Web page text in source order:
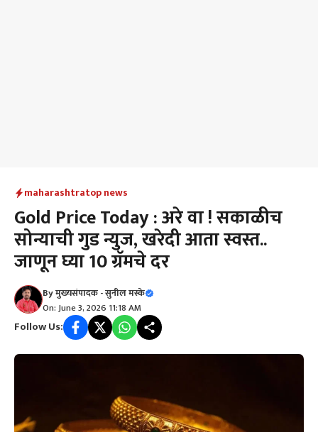
maharashtratop news
Gold Price Today : अरे वा ! सकाळीच
सोन्याची गुड न्युज, खरेदी आता स्वस्त..
जाणून घ्या 10 ग्रॅमचे दर
Byमुख्यसंपादक - सुनील मस्के
On: June 3, 2026 11:18 AM
Follow Us: